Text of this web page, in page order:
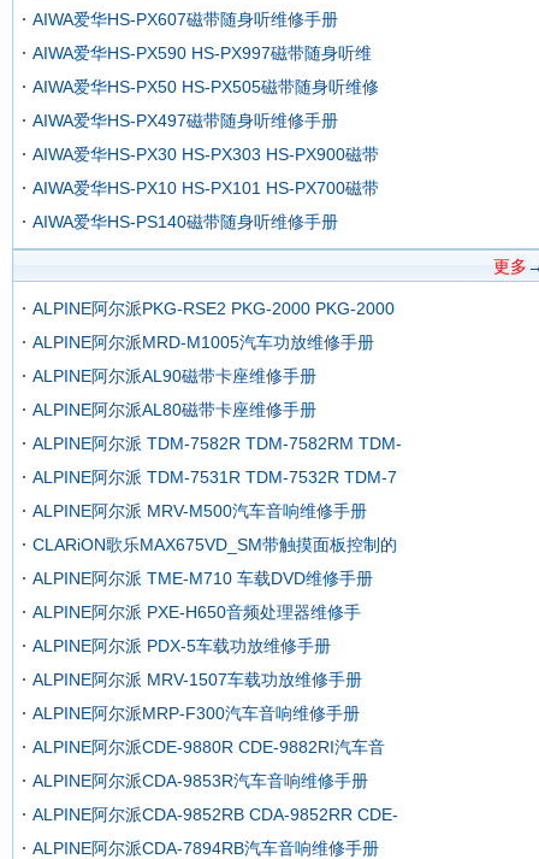
AIWA爱华HS-PX607磁带随身听维修手册
AIWA爱华HS-PX590 HS-PX997磁带随身听维
AIWA爱华HS-PX50 HS-PX505磁带随身听维修
AIWA爱华HS-PX497磁带随身听维修手册
AIWA爱华HS-PX30 HS-PX303 HS-PX900磁带
AIWA爱华HS-PX10 HS-PX101 HS-PX700磁带
AIWA爱华HS-PS140磁带随身听维修手册
更多
ALPINE阿尔派PKG-RSE2 PKG-2000 PKG-2000
ALPINE阿尔派MRD-M1005汽车功放维修手册
ALPINE阿尔派AL90磁带卡座维修手册
ALPINE阿尔派AL80磁带卡座维修手册
ALPINE阿尔派 TDM-7582R TDM-7582RM TDM-
ALPINE阿尔派 TDM-7531R TDM-7532R TDM-7
ALPINE阿尔派 MRV-M500汽车音响维修手册
CLARiON歌乐MAX675VD_SM带触摸面板控制的
ALPINE阿尔派 TME-M710 车载DVD维修手册
ALPINE阿尔派 PXE-H650音频处理器维修手
ALPINE阿尔派 PDX-5车载功放维修手册
ALPINE阿尔派 MRV-1507车载功放维修手册
ALPINE阿尔派MRP-F300汽车音响维修手册
ALPINE阿尔派CDE-9880R CDE-9882RI汽车音
ALPINE阿尔派CDA-9853R汽车音响维修手册
ALPINE阿尔派CDA-9852RB CDA-9852RR CDE-
ALPINE阿尔派CDA-7894RB汽车音响维修手册